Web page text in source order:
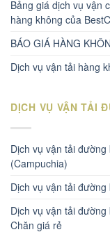
Bảng giá dịch vụ vận
hàng không của
BÁO GIÁ HÀNG
Dịch vụ vận tải hàng
DỊCH VỤ VẬN TẢI
Dịch vụ vận tải
(Campuchia)
Dịch vụ vận tải
Dịch vụ vận tải
Chăn giá rẻ